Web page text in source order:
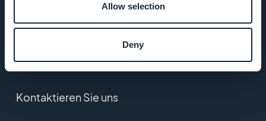
Allow selection
Deny
T&C
Datenschutzerklärung
und DSGVO
Kontaktieren Sie uns